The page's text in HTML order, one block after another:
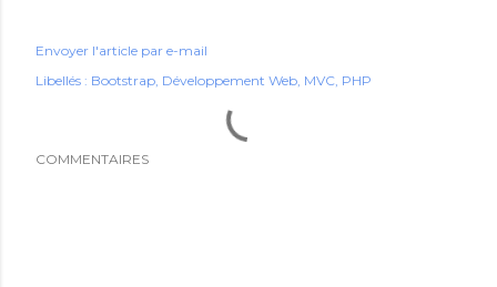
Envoyer l'article par e-mail
Libellés : Bootstrap Développement Web MVC PHP
COMMENTAIRES